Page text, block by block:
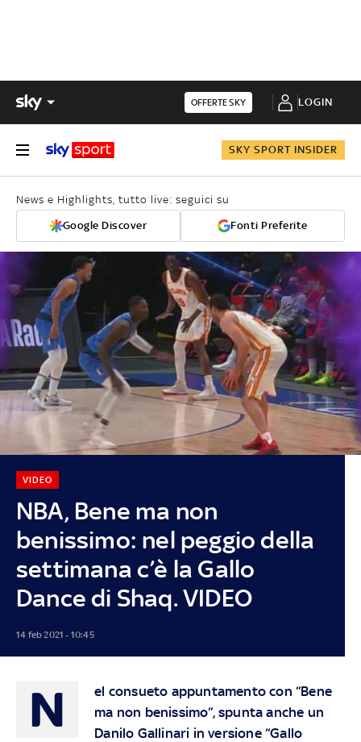
OFFERTE SKY LOGIN
SKY SPORT INSIDER
News e Highlights, tutto live: seguici su
Google Discover Fonti Preferite
NBA, Bene ma non
benissimo: nel peggio della
settimana c’è la Gallo
Dance di Shaq. VIDEO
VIDEO
14 feb 2021 - 10:45
N
el consueto appuntamento con “Bene
ma non benissimo”, spunta anche un
Danilo Gallinari in versione “Gallo